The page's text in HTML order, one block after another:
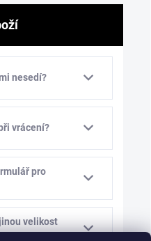
nesedí?
vrácení?
pro
velikost